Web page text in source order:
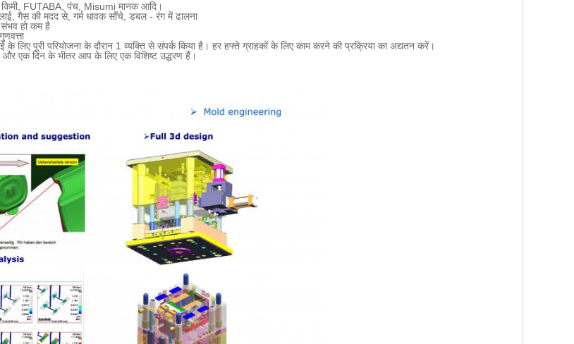
FUTABA, पंच, Misumi मानक आदि।
गैस की मदद से, गर्म धावक साँचे, डबल - रंग में ढालना
हो कम है
के लिए पूरी परियोजना के दौरान 1 व्यक्ति से संपर्क किया है। हर हफ्ते ग्राहकों के लिए काम करने की प्रक्रिया का अद्यतन करें।
एक दिन के भीतर आप के लिए एक विशिष्ट उद्धरण हैं।